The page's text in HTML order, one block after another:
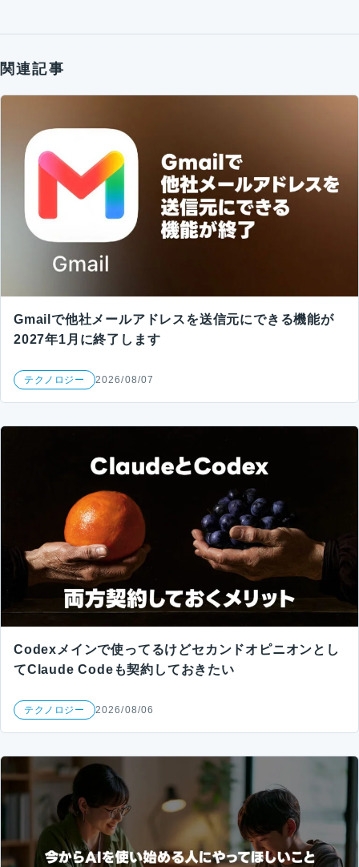
関連記事
Gmailで他社メールアドレスを送信元にできる機能が
2027年1月に終了します
テクノロジー 2026/08/07
Codexメインで使ってるけどセカンドオピニオンとし
てClaude Codeも契約しておきたい
テクノロジー 2026/08/06